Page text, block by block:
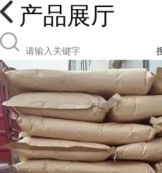
产品展厅